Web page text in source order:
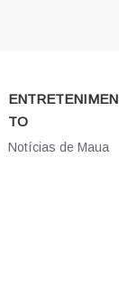
ENTRETENIMEN
TO
Notícias de Maua